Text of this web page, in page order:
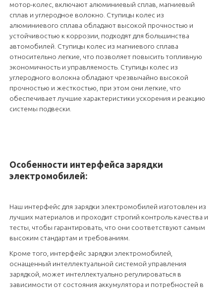
мотор-колес, включают алюминиевый сплав, магниевый
сплав и углеродное волокно. Ступицы колес из
алюминиевого сплава обладают высокой прочностью и
устойчивостью к коррозии, подходят для большинства
автомобилей. Ступицы колес из магниевого сплава
относительно легкие, что позволяет повысить топливную
экономичность и управляемость. Ступицы колес из
углеродного волокна обладают чрезвычайно высокой
прочностью и жесткостью, при этом они легкие, что
обеспечивает лучшие характеристики ускорения и реакцию
системы подвески.
Особенности интерфейса зарядки
электромобилей:
Наш интерфейс для зарядки электромобилей изготовлен из
лучших материалов и проходит строгий контроль качества и
тесты, чтобы гарантировать, что они соответствуют самым
высоким стандартам и требованиям.
Кроме того, интерфейс зарядки электромобилей,
оснащенный интеллектуальной системой управления
зарядкой, может интеллектуально регулироваться в
зависимости от состояния аккумулятора и потребностей в